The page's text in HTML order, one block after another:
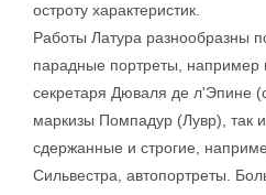
остроту характеристик.
Работы Латура разнообразны
парадные портреты, например
секретаря Дюваля де л'Эпине
маркизы Помпадур (Лувр), так
сдержанные и строгие,
Сильвестра, автопортреты.